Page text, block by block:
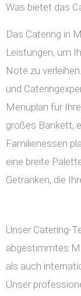
Was bietet das
Das Catering in
Leistungen, um
Note zu
und
Menüplan für
großes Bankett,
Familienessen
eine breite
Getränken, die
Unser Catering-
abgestimmtes
als auch
Unser